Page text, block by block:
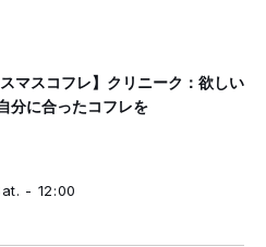
スマスコフレ】クリニーク：欲しい
分に合ったコフレを
- 12:00